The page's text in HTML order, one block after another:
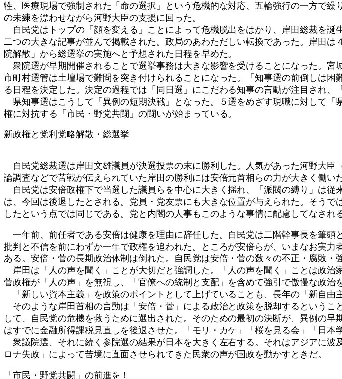
牲、医療現場で強制された「命の選択」という危機的な対応、五輪強行の一方で
の未練を漂わせながら河野大臣の支援に回った。
自民党はトップの「顔を変える」ことによって危機脱出をはかり、岸田総裁を誕
二つの大きな記事が並んで掲載された。政局のあわただしい転換であった。岸田
院解散」から総選挙の実施へと予想された日程を早めた。
衆院選が早期開催されることで選挙事務は大きな影響を受けることになった。宮
市町村選管は土壇場で難問を突き付けられることになった。「知事選の前倒しは困
る日程を決定した。決定の過程では「同日選」にこだわる知事の言動が注目され、
県知事選はこうして「異例の短期決戦」となった。５選をめざす現職に対して「
権に対抗する「市民・野党共闘」の闘いが始まっている。
新政権と党利党略解散・総選挙
自民党総裁選は岸田文雄議員が決選投票の末に勝利した。人気があった河野大臣
論調査などで苦戦が伝えられていた岸田の勝利には安倍元首相らの力が大きく働いた
自民党は安倍政権下で当選した議員らを中心に大きく揺れ、「派閥の縛り」は従
は、今回は後退したとされる。党員・党友票にも大きな位置が与えられた。そう
したという点では同じである。党と内閣の人事もこのような事情に配慮してなされ
一年前、前任者である安倍は健康を理由に辞任した。自民党は二階幹事長を筆頭
批判と不信を前にわずか一年で政権を追われた。ところが安倍らが、いまなお実
ある。安倍・菅の長期政治体制は倒れた。自民党は安倍・菅の数々の不正・腐敗・
岸田は「人の声を聞く」ことが大切だと強調した。「人の声を聞く」ことは政治
菅政権が「人の声」を無視し、「官僚への統制と支配」を含めて強引で傲慢な政治
「新しい資本主義」を政策のポイントとして上げていることも、長年の「新自由
そのような岸田首相の言動は「安倍・菅」による政治と政策を脱却するというこ
して、自民党の危機を救うために選出された。そのための最初の決断が、異例の
はすでに金融所得課税見直しを後退させた。「モリ・カケ」「桜を見る会」「日
衆議院選、それに続く参院選の結果が日本を大きく左右する。それはアジアに波
ロナ失政」によって苦境に直面させられてきた民衆の声が国政を動かすときだ。
「市民・野党共闘」の前進を！